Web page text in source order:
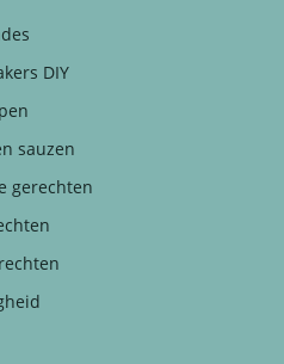
DIY
sauzen
gerechten